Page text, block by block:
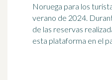
Noruega para los
verano de 2024.
de las reservas
esta plataforma en el